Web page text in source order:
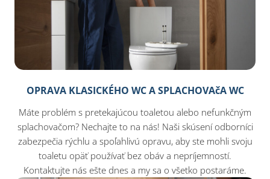
OPRAVA KLASICKÉHO WC A SPLACHOVAčA WC
Máte problém s pretekajúcou toaletou alebo nefunkčným
splachovačom? Nechajte to na nás! Naši skúsení odborníci
zabezpečia rýchlu a spoľahlivú opravu, aby ste mohli svoju
toaletu opäť používať bez obáv a nepríjemností.
Kontaktujte nás ešte dnes a my sa o všetko postaráme.